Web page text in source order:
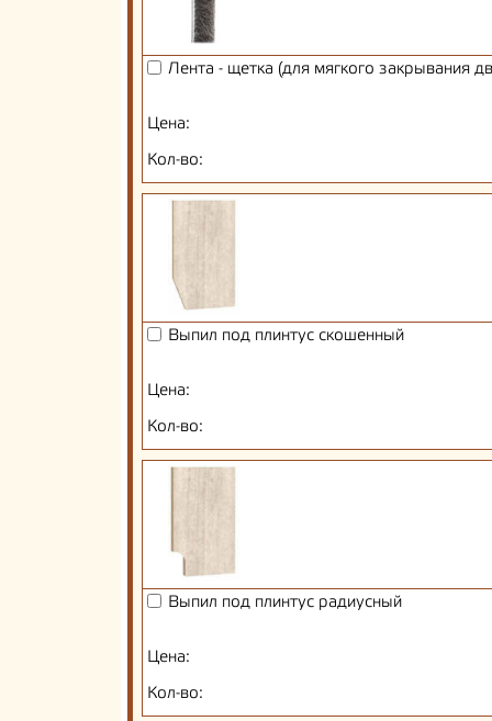
Лента - щетка (для мягкого закрывания
Цена:
Кол-во:
Выпил под плинтус скошенный
Цена:
Кол-во:
Выпил под плинтус радиусный
Цена:
Кол-во: